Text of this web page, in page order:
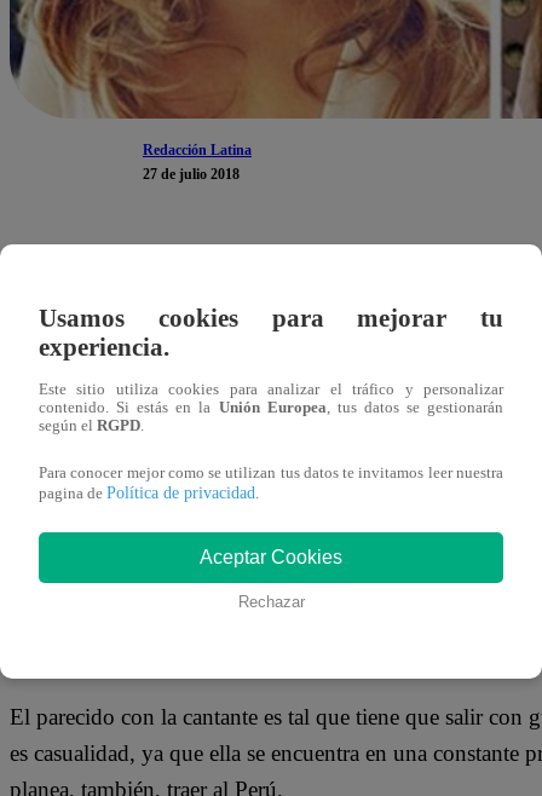
Redacción Latina
27 de julio 2018
Dejó su trabajo y costumbres para dedicarse al cien por
confundida con la “Diva del Bronx” por muchas
Ella es Connie Peña, la doble de JLo con raíces
peruano, pero vive actualmente en Las Vegas, donde se
montar un espectáculo de tributo a Jennifer.
El parecido con la cantante es tal que tiene que salir con
es casualidad, ya que ella se encuentra en una constante
planea, también, traer al Perú.
Usamos cookies para mejorar tu
experiencia.
Este sitio utiliza cookies para analizar el tráfico y personalizar
contenido. Si estás en la Unión Europea, tus datos se gestionarán
según el RGPD.
Para conocer mejor como se utilizan tus datos te invitamos leer nuestra
pagina de Política de privacidad.
Aceptar Cookies
Rechazar